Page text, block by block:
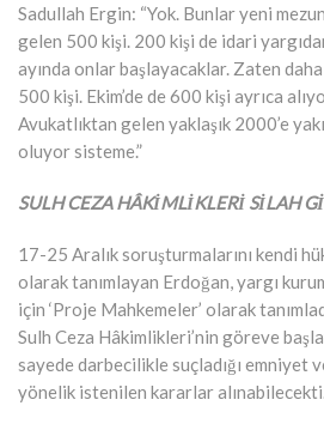
Sadullah Ergin: “Yok. Bunlar yeni
gelen 500 kişi. 200 kişi de idari
ayında onlar başlayacaklar. Zaten
500 kişi. Ekim’de de 600 kişi ayrıca
Avukatlıktan gelen yaklaşık 2000’e
oluyor sisteme.”
SULH CEZA HÂKİMLİKLERİ SİLAH
17-25 Aralık soruşturmalarını kendi
olarak tanımlayan Erdoğan, yargı
için ‘Proje Mahkemeler’ olarak
Sulh Ceza Hâkimlikleri’nin göreve
sayede darbecilikle suçladığı emniyet
yönelik istenilen kararlar